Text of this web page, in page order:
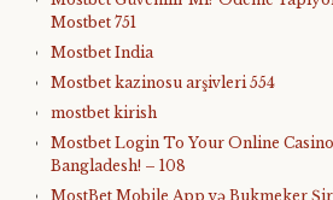
Mostbet 751
Mostbet India
Mostbet kazinosu arşivleri 554
mostbet kirish
Mostbet Login To Your Online
Bangladesh! – 108
MostBet Mobile App və Bukmeker